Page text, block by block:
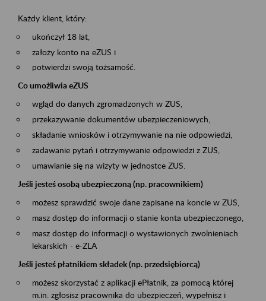
Każdy klient, który:
ukończył 18 lat,
założy konto na eZUS i
potwierdzi swoją tożsamość.
Co umożliwia eZUS
wgląd do danych zgromadzonych w ZUS,
przekazywanie dokumentów ubezpieczeniowych,
składanie wniosków i otrzymywanie na nie odpowiedzi,
zadawanie pytań i otrzymywanie odpowiedzi z ZUS,
umawianie się na wizyty w jednostce ZUS.
Jeśli jesteś osobą ubezpieczoną (np. pracownikiem)
możesz sprawdzić swoje dane zapisane na koncie w ZUS,
masz dostęp do informacji o stanie konta ubezpieczonego,
masz dostęp do informacji o wystawionych zwolnieniach
lekarskich - e-ZLA
Jeśli jesteś płatnikiem składek (np. przedsiębiorcą)
możesz skorzystać z aplikacji ePłatnik, za pomocą której
m.in. zgłosisz pracownika do ubezpieczeń, wypełnisz i